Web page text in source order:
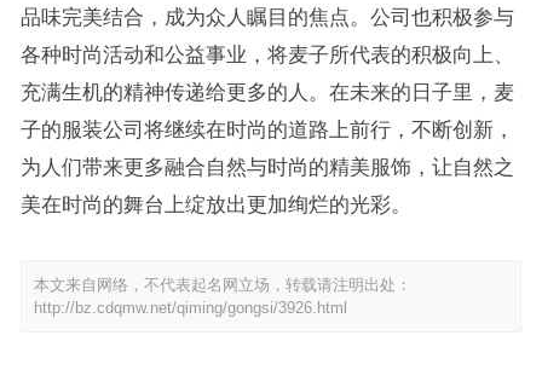
品味完美结合，成为众人瞩目的焦点。公司也积极参与
各种时尚活动和公益事业，将麦子所代表的积极向上、
充满生机的精神传递给更多的人。在未来的日子里，麦
子的服装公司将继续在时尚的道路上前行，不断创新，
为人们带来更多融合自然与时尚的精美服饰，让自然之
美在时尚的舞台上绽放出更加绚烂的光彩。
本文来自网络，不代表起名网立场，转载请注明出处：
http://bz.cdqmw.net/qiming/gongsi/3926.html